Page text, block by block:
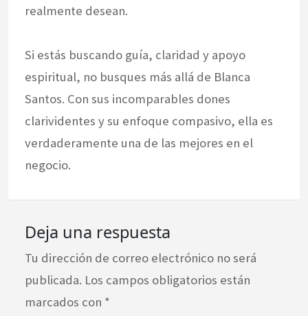
realmente desean.
Si estás buscando guía, claridad y apoyo
espiritual, no busques más allá de Blanca
Santos. Con sus incomparables dones
clarividentes y su enfoque compasivo, ella es
verdaderamente una de las mejores en el
negocio.
Deja una respuesta
Tu dirección de correo electrónico no será
publicada. Los campos obligatorios están
marcados con *